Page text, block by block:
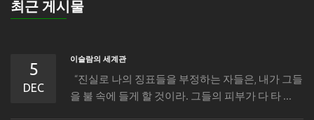
최근 게시물
5
DEC
이슬람의 세계관
“진실로 나의 징표들을 부정하는 자들은, 내가 그들
을 불 속에 들게 할 것이라. 그들의 피부가 다 타 ...